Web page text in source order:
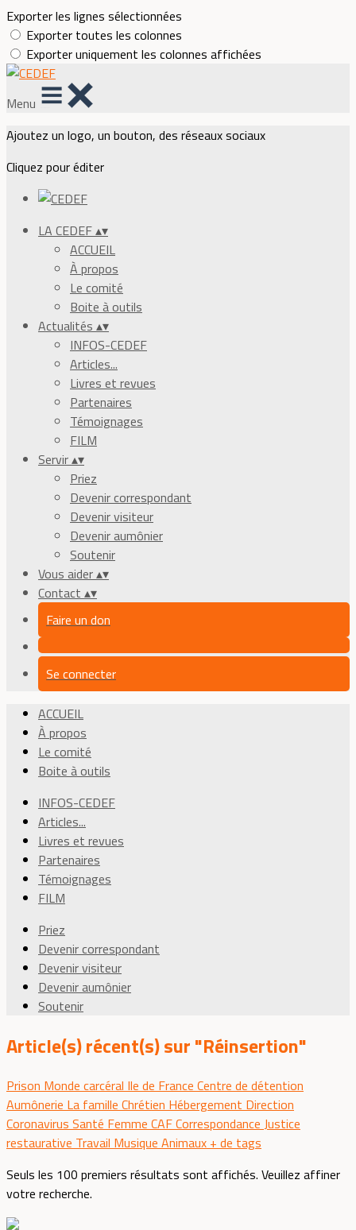
Exporter les lignes sélectionnées
Exporter toutes les colonnes
Exporter uniquement les colonnes affichées
Menu
Ajoutez un logo, un bouton, des réseaux sociaux
Cliquez pour éditer
LA CEDEF▴▾
ACCUEIL
À propos
Le comité
Boite à outils
Actualités ▴▾
INFOS-CEDEF
Articles...
Livres et revues
Partenaires
Témoignages
FILM
Servir▴▾
Priez
Devenir correspondant
Devenir visiteur
Devenir aumônier
Soutenir
Vous aider▴▾
Contact ▴▾
Faire un don
Se connecter
ACCUEIL
À propos
Le comité
Boite à outils
INFOS-CEDEF
Articles...
Livres et revues
Partenaires
Témoignages
FILM
Priez
Devenir correspondant
Devenir visiteur
Devenir aumônier
Soutenir
Article(s) récent(s) sur "Réinsertion"
Prison Monde carcéral Ile de France Centre de détention
Aumônerie La famille Chrétien Hébergement Direction
Coronavirus Santé Femme CAFCorrespondance Justice
restaurative Travail Musique Animaux + de tags
Seuls les 100 premiers résultats sont affichés. Veuillez affiner
votre recherche.